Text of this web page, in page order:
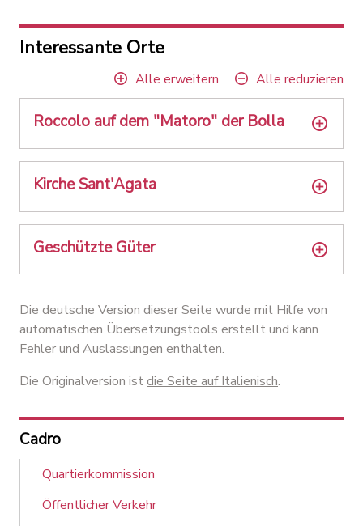
Interessante Orte
Alle erweitern Alle reduzieren
Roccolo auf dem "Matoro" der Bolla
Kirche Sant'Agata
Geschützte Güter
Die deutsche Version dieser Seite wurde mit Hilfe von
automatischen Übersetzungstools erstellt und kann
Fehler und Auslassungen enthalten.
Die Originalversion istdie Seite auf Italienisch.
Cadro
Quartierkommission
Öffentlicher Verkehr